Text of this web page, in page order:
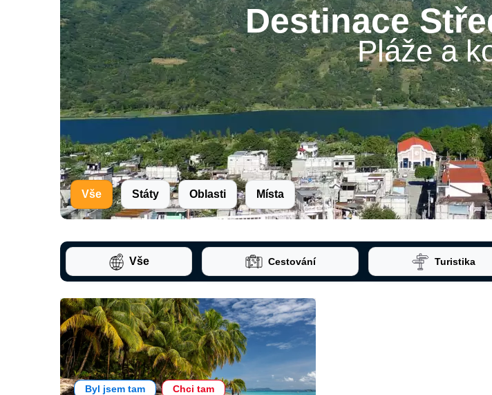
Destinace
Pláže a
Vše Státy Oblasti Místa
Vše Cestování Turistika
Byl jsem tam Chci tam